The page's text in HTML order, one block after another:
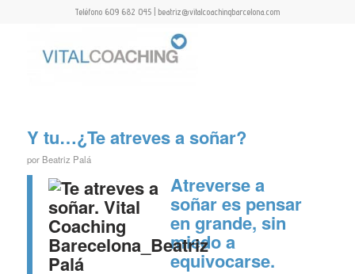
Teléfono 609 682 045 | beatriz@vitalcoachingbarcelona.com
Y tu…¿Te atreves a soñar?
por Beatriz Palá
Atreverse a
soñar es pensar
en grande, sin
miedo a
equivocarse.